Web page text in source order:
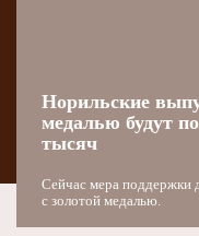
Норильские
медалью будут
тысяч
Сейчас мера поддержки
с золотой медалью.